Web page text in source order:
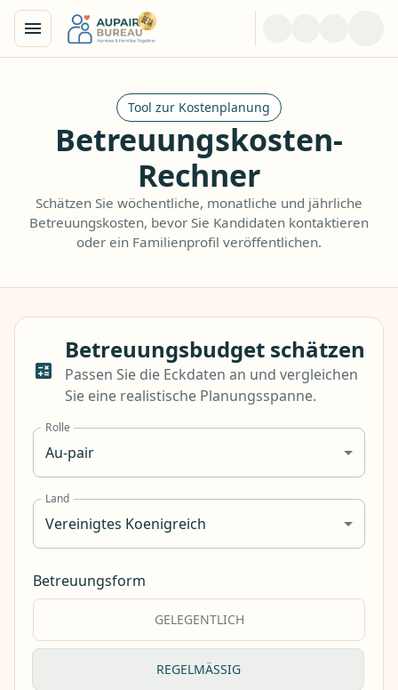
Tool zur Kostenplanung
Betreuungskosten-
Rechner
Schätzen Sie wöchentliche, monatliche und jährliche
Betreuungskosten, bevor Sie Kandidaten kontaktieren
oder ein Familienprofil veröffentlichen.
Betreuungsbudget schätzen
Passen Sie die Eckdaten an und vergleichen
Sie eine realistische Planungsspanne.
Rolle
Au-pair
Land
Vereinigtes Koenigreich
Betreuungsform
GELEGENTLICH
REGELMÄSSIG